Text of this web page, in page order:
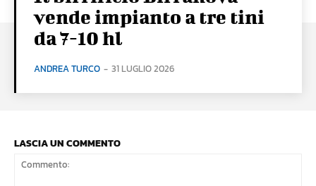
vende impianto a tre tini
da 7-10 hl
ANDREA TURCO - 31 LUGLIO 2026
LASCIA UN COMMENTO